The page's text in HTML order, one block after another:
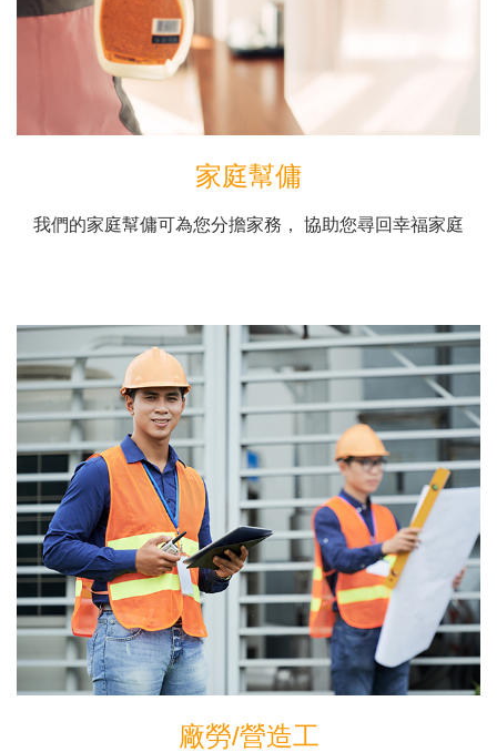
家庭幫傭
我們的家庭幫傭可為您分擔家務， 協助您尋回幸福家庭
廠勞/營造工